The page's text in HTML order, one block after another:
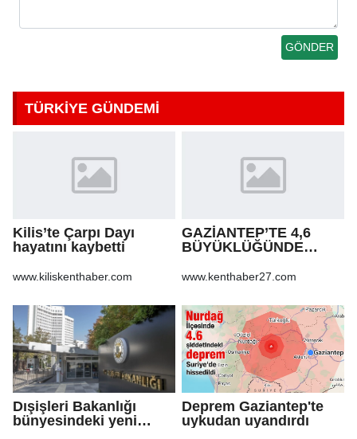
TÜRKİYE GÜNDEMİ
Kilis’te Çarpı Dayı
hayatını kaybetti
www.kiliskenthaber.com
GAZİANTEP’TE 4,6
BÜYÜKLÜĞÜNDE
www.kenthaber27.com
Dışişleri Bakanlığı
bünyesindeki yeni
Deprem Gaziantep'te
uykudan uyandırdı